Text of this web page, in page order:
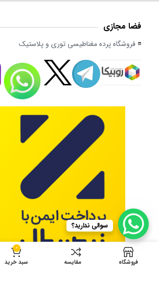
فضا مجازی
فروشگاه پرده مغناطیسی توری و پلاستیک
سوالی ندارید؟
فروشگاه مقایسه
0
سبد خرید